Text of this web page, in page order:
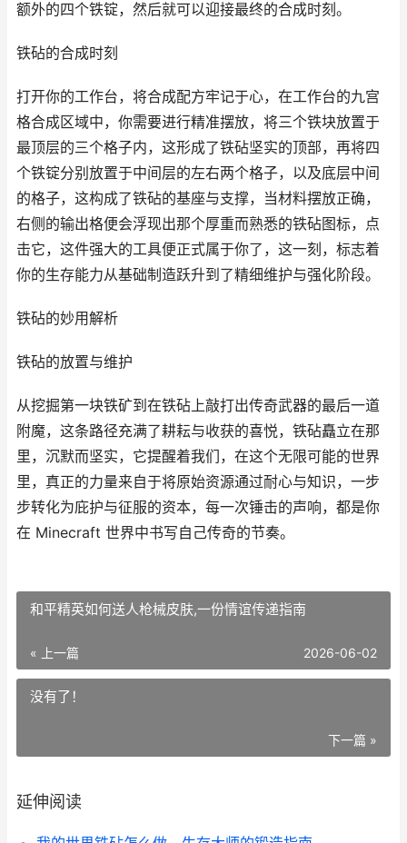
额外的四个铁锭，然后就可以迎接最终的合成时刻。
铁砧的合成时刻
打开你的工作台，将合成配方牢记于心，在工作台的九宫
格合成区域中，你需要进行精准摆放，将三个铁块放置于
最顶层的三个格子内，这形成了铁砧坚实的顶部，再将四
个铁锭分别放置于中间层的左右两个格子，以及底层中间
的格子，这构成了铁砧的基座与支撑，当材料摆放正确，
右侧的输出格便会浮现出那个厚重而熟悉的铁砧图标，点
击它，这件强大的工具便正式属于你了，这一刻，标志着
你的生存能力从基础制造跃升到了精细维护与强化阶段。
铁砧的妙用解析
铁砧的放置与维护
从挖掘第一块铁矿到在铁砧上敲打出传奇武器的最后一道
附魔，这条路径充满了耕耘与收获的喜悦，铁砧矗立在那
里，沉默而坚实，它提醒着我们，在这个无限可能的世界
里，真正的力量来自于将原始资源通过耐心与知识，一步
步转化为庇护与征服的资本，每一次锤击的声响，都是你
在 Minecraft 世界中书写自己传奇的节奏。
和平精英如何送人枪械皮肤,一份情谊传递指南
« 上一篇 2026-06-02
没有了！
下一篇 »
延伸阅读